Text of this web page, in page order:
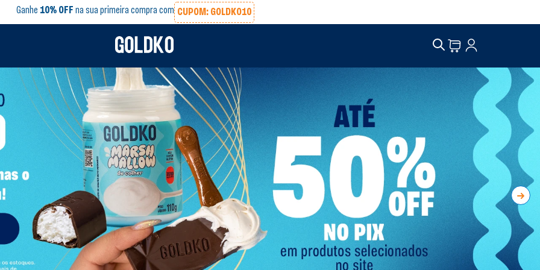
Ganhe 10% OFF na sua primeira compra com CUPOM: GOLDKO10